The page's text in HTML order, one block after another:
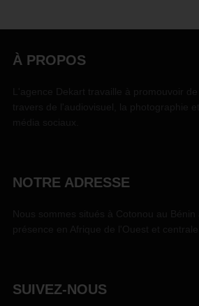
À PROPOS
NOTRE ADRESSE
SUIVEZ-NOUS